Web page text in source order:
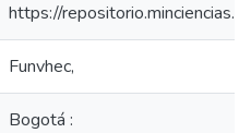
https://
Funvhec,
Bogotá :